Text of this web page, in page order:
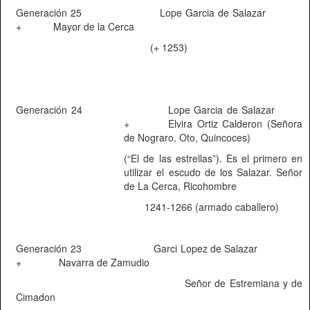
Generación 25
Lope Garcia de Salazar
+
Mayor de la Cerca
(+ 1253)
Generación 24
Lope Garcia de Salazar
+
Elvira Ortiz Calderon (Señora
de Nograro, Oto, Quincoces)
(“El de las estrellas”). Es el primero en
utilizar el escudo de los Salazar. Señor
de La Cerca, Ricohombre
1241-1266 (armado caballero)
Generación 23
Garci Lopez de Salazar
+
Navarra de Zamudio
Señor de Estremiana y de
Cimadon